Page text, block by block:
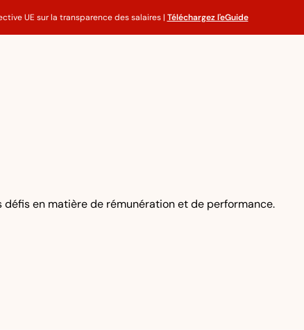
UE sur la transparence des salaires | Téléchargez l'eGuide
en matière de rémunération et de performance.